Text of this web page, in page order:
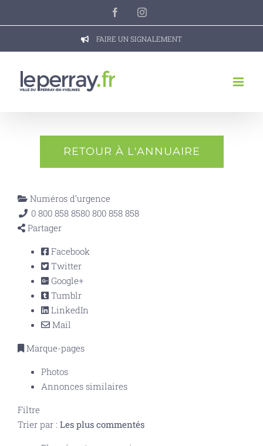
FacebookInstagram
FAIRE UN SIGNALEMENT
RETOUR À L'ANNUAIRE
Numéros d’urgence
0 800 858 8580 800 858 858
Partager
Facebook
Twitter
Google+
Tumblr
LinkedIn
Mail
Marque-pages
Photos
Annonces similaires
Filtre
Trier par : Les plus commentés